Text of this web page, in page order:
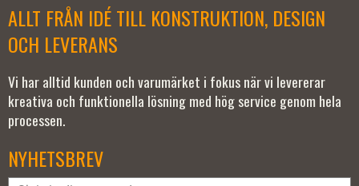
ALLT FRÅN IDÉ TILL KONSTRUKTION, DESIGN
OCH LEVERANS
Vi har alltid kunden och varumärket i fokus när vi levererar
kreativa och funktionella lösning med hög service genom hela
processen.
NYHETSBREV